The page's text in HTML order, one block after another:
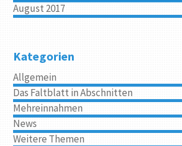
August 2017
Kategorien
Allgemein
Das Faltblatt in Abschnitten
Mehreinnahmen
News
Weitere Themen